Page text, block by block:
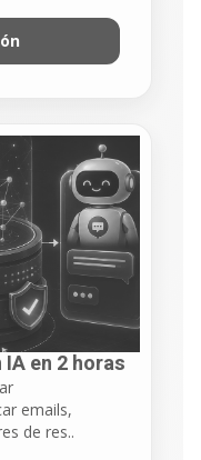
en 2 horas​
emails,
de res..